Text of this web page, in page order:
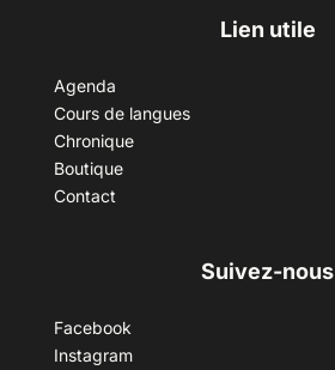
Lien utile
Agenda
Cours de langues
Chronique
Boutique
Contact
Suivez-nous
Facebook
Instagram